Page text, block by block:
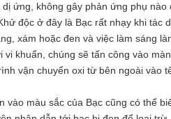
ứng, không gây phản ứng phụ nào
độc ở đây là Bạc rất nhạy khi tác
xám hoặc đen và việc làm sáng
khuẩn, chúng sẽ tấn công vào
vận chuyển oxi từ bên ngoài vào
vào màu sắc của Bạc cũng có thể